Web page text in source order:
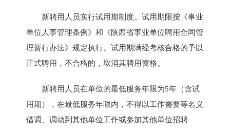
新聘用人员实行试用期制度。试用期限按《事业
单位人事管理条例》和《陕西省事业单位聘用合同管
理暂行办法》规定执行。试用期满经考核合格的予以
正式聘用，不合格的，取消其聘用资格。
新聘用人员在单位的最低服务年限为5年（含试
用期），在最低服务年限内，不得以工作需要等名义
借调、调动到其他单位工作或参加其他单位招聘